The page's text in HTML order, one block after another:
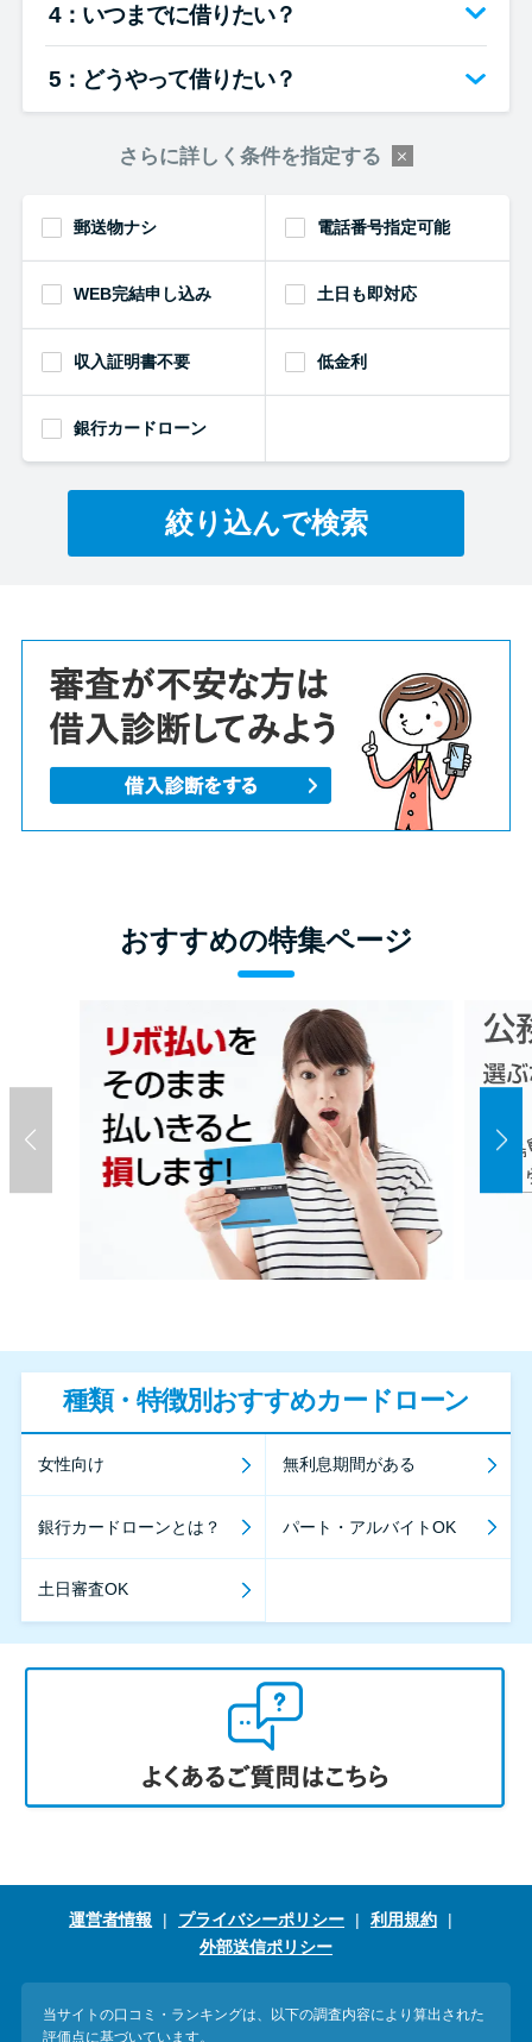
4：いつまでに借りたい？
5：どうやって借りたい？
さらに詳しく条件を指定する
郵送物ナシ 電話番号指定可能
WEB完結申し込み 土日も即対応
収入証明書不要 低金利
銀行カードローン
絞り込んで検索
おすすめの特集ページ
種類・特徴別おすすめカードローン
女性向け 無利息期間がある
銀行カードローンとは？ パート・アルバイトOK
土日審査OK
運営者情報 プライバシーポリシー
利用規約
外部送信ポリシー
当サイトの口コミ・ランキングは、以下の調査内容により算出された
評価点に基づいています。